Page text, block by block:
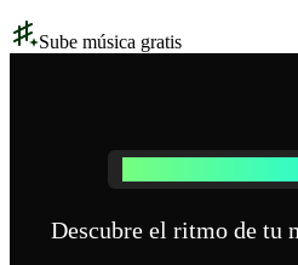
Sube música gratis
Descubre el ritmo de tu